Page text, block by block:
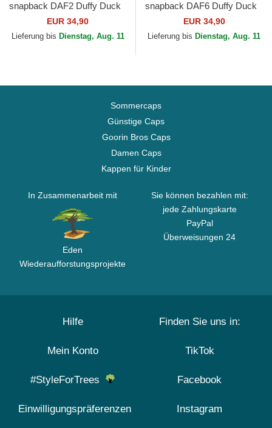
snapback DAF2 Duffy Duck
Looney Tunes von Capslab
EUR 34,90
Lieferung bis Dienstag, Aug. 11
snapback DAF6 Duffy Duck
Looney Tunes von Capslab
EUR 34,90
Lieferung bis Dienstag, Aug. 11
Sommercaps
Günstige Caps
Goorin Bros Caps
Damen Caps
Kappen für Kinder
In Zusammenarbeit mit
Eden
Wiederaufforstungsprojekte
Sie können bezahlen mit:
jede Zahlungskarte
PayPal
Überweisungen 24
Hilfe
Mein Konto
#StyleForTrees
Einwilligungspräferenzen
Finden Sie uns in:
TikTok
Facebook
Instagram